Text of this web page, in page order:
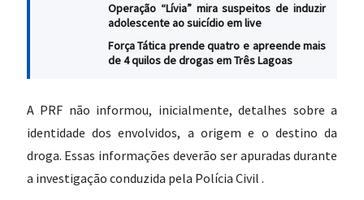
Operação “Lívia” mira suspeitos de induzir
adolescente ao suicídio em live
Força Tática prende quatro e apreende mais
de 4 quilos de drogas em Três Lagoas
A PRF não informou, inicialmente, detalhes sobre a
identidade dos envolvidos, a origem e o destino da
droga. Essas informações deverão ser apuradas durante
a investigação conduzida pela Polícia Civil .